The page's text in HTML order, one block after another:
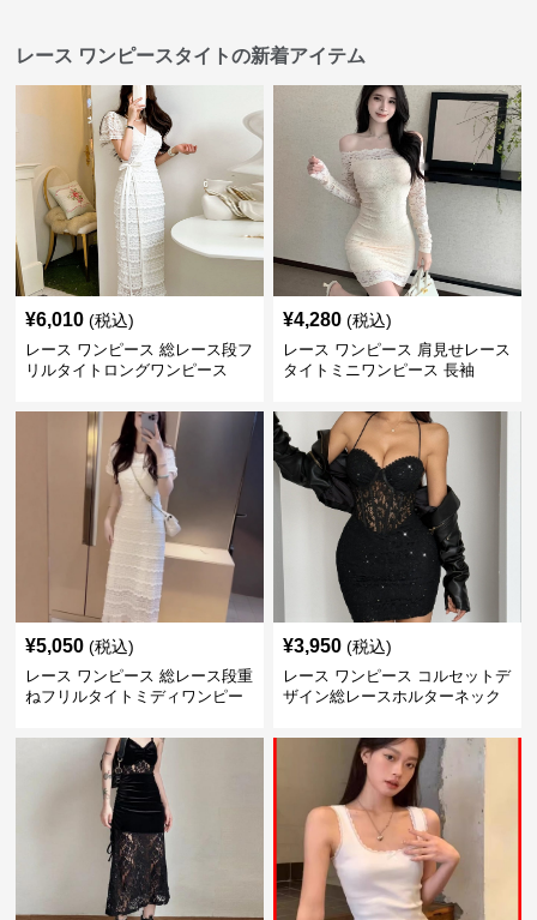
レース ワンピースタイトの新着アイテム
¥6,010 (税込)
レース ワンピース 総レース段フ
リルタイトロングワンピース
¥4,280 (税込)
レース ワンピース 肩見せレース
タイトミニワンピース 長袖
¥5,050 (税込)
レース ワンピース 総レース段重
ねフリルタイトミディワンピー
¥3,950 (税込)
レース ワンピース コルセットデ
ザイン総レースホルターネック